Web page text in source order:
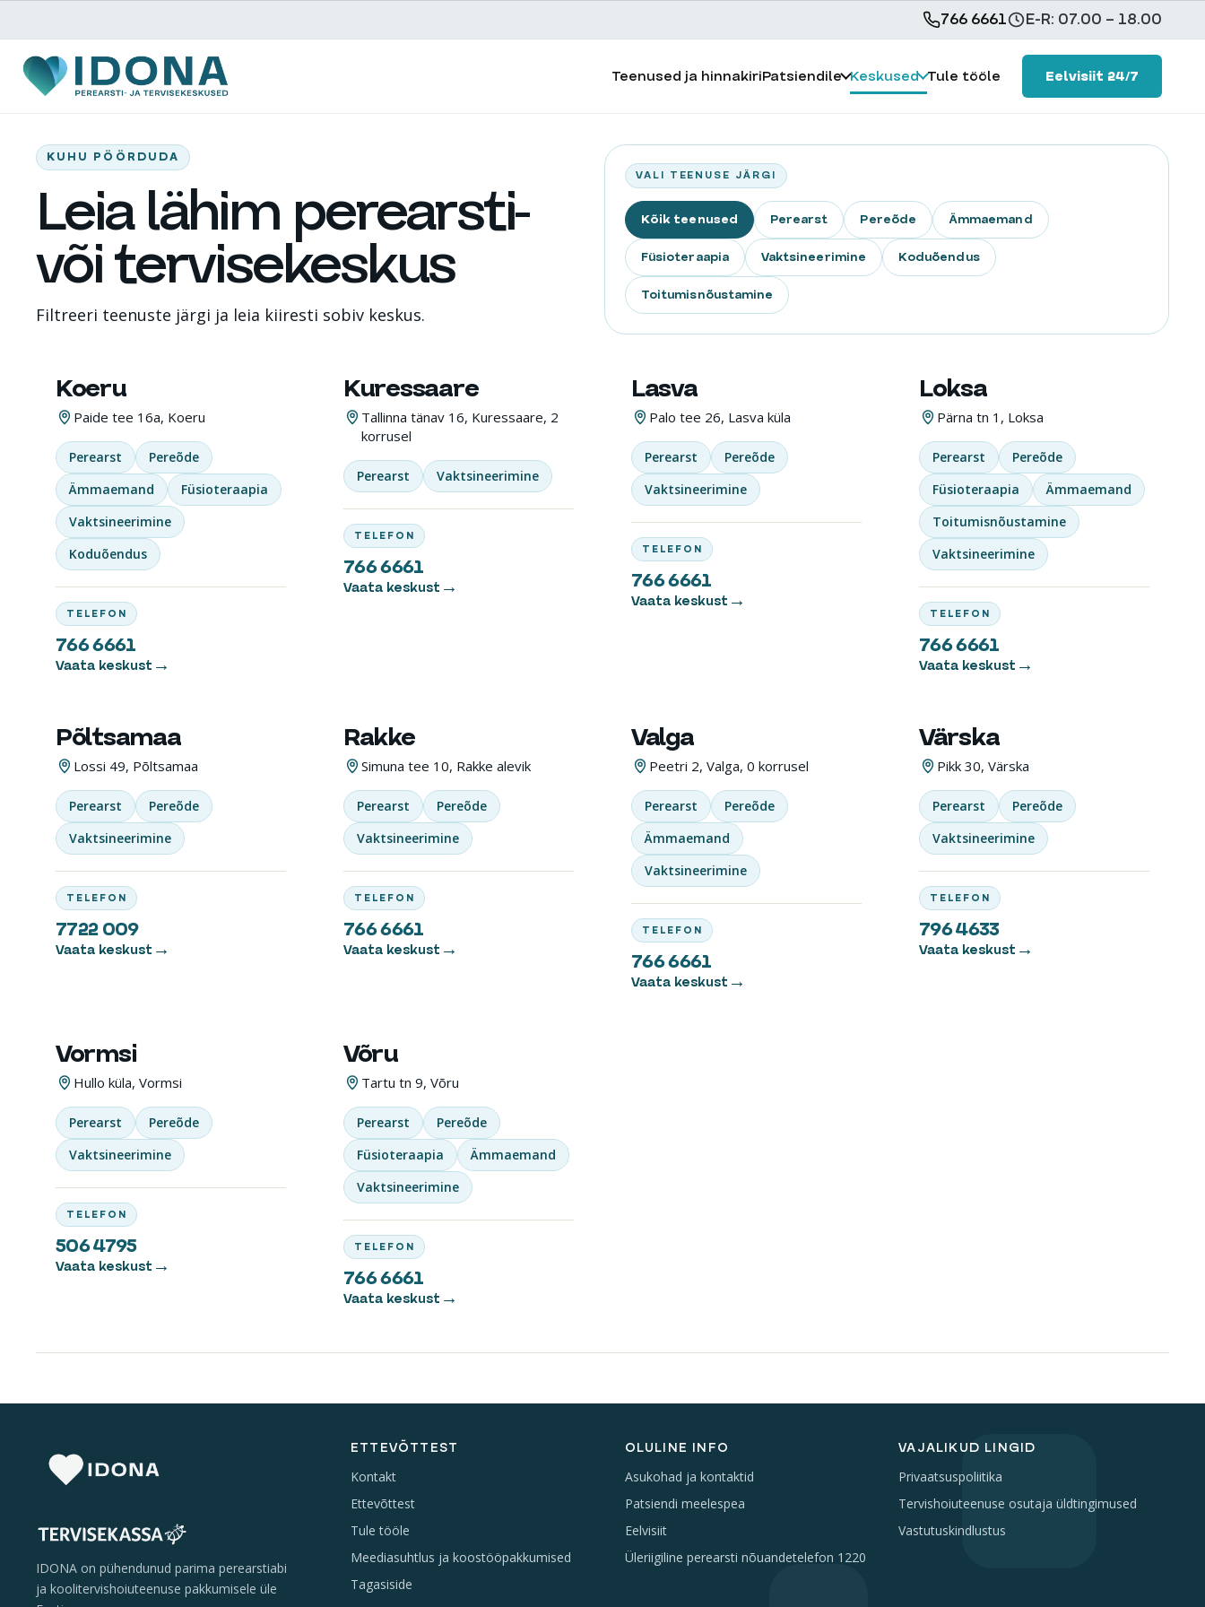
766 6661 E-R: 07.00 – 18.00
Teenused ja hinnakiriPatsiendile Keskused Tule tööle Eelvisiit 24/7 ×
Teenused ja hinnakiri
Patsiendile
Keskused
Tule tööle
Eelvisiit 24/7
E-R: 07.00 – 18.00
766 6661
KUHU PÖÖRDUDA
Leia lähim perearsti-
või tervisekeskus
Filtreeri teenuste järgi ja leia kiiresti sobiv keskus.
VALI TEENUSE JÄRGI
Kõik teenused Perearst Pereõde Ämmaemand
Füsioteraapia Vaktsineerimine Koduõendus
Toitumisnõustamine
TERVISEKESKUS
Koeru
Paide tee 16a, Koeru
Perearst
Pereõde
Ämmaemand
Füsioteraapia
Vaktsineerimine
Koduõendus
TELEFON
766 6661
Vaata keskust
KURESSAARE
Kuressaare
Tallinna tänav 16, Kuressaare, 2
korrusel
Perearst Vaktsineerimine
TELEFON
766 6661
Vaata keskust
TERVISEKESKUS
Lasva
Palo tee 26, Lasva küla
Perearst
Pereõde
Vaktsineerimine
TELEFON
766 6661
Vaata keskust
PEREARSTIKESKUS
Loksa
Pärna tn 1, Loksa
Perearst
Pereõde
Füsioteraapia
Ämmaemand
Toitumisnõustamine
Vaktsineerimine
TELEFON
766 6661
Vaata keskust
TERVISEKESKUS
Põltsamaa
Lossi 49, Põltsamaa
Perearst
Pereõde
Vaktsineerimine
TELEFON
7722 009
Vaata keskust
TERVISEKESKUS
Rakke
Simuna tee 10, Rakke alevik
Perearst
Pereõde
Vaktsineerimine
TELEFON
766 6661
Vaata keskust
TERVISEKESKUS
Valga
Peetri 2, Valga, 0 korrusel
Perearst
Pereõde
Ämmaemand
Vaktsineerimine
TELEFON
766 6661
Vaata keskust
TERVISEKESKUS
Värska
Pikk 30, Värska
Perearst
Pereõde
Vaktsineerimine
TELEFON
796 4633
Vaata keskust
PEREARSTIKESKUS
Vormsi
Hullo küla, Vormsi
Perearst
Pereõde
Vaktsineerimine
TELEFON
506 4795
Vaata keskust
TERVISEKESKUS
Võru
Tartu tn 9, Võru
Perearst
Pereõde
Füsioteraapia
Ämmaemand
Vaktsineerimine
TELEFON
766 6661
Vaata keskust
IDONA on pühendunud parima perearstiabi
ja koolitervishoiuteenuse pakkumisele üle
ETTEVÕTTEST
Kontakt
Ettevõttest
Tule tööle
Meediasuhtlus ja koostööpakkumised
Tagasiside
OLULINE INFO
Asukohad ja kontaktid
Patsiendi meelespea
Eelvisiit
Üleriigiline perearsti nõuandetelefon 1220
VAJALIKUD LINGID
Privaatsuspoliitika
Tervishoiuteenuse osutaja üldtingimused
Vastutuskindlustus